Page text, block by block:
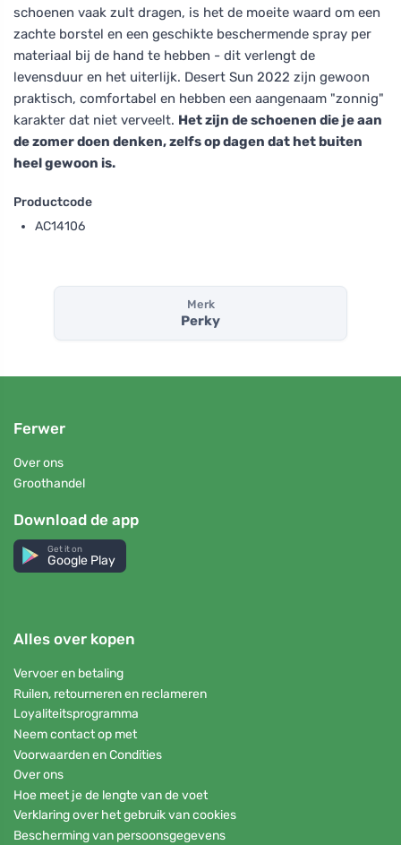
schoenen vaak zult dragen, is het de moeite waard om een
zachte borstel en een geschikte beschermende spray per
materiaal bij de hand te hebben - dit verlengt de
levensduur en het uiterlijk. Desert Sun 2022 zijn gewoon
praktisch, comfortabel en hebben een aangenaam "zonnig"
karakter dat niet verveelt. Het zijn de schoenen die je aan
de zomer doen denken, zelfs op dagen dat het buiten
heel gewoon is.
Productcode
AC14106
Merk
Perky
Ferwer
Over ons
Groothandel
Download de app
Get it on
Google Play
Alles over kopen
Vervoer en betaling
Ruilen, retourneren en reclameren
Loyaliteitsprogramma
Neem contact op met
Voorwaarden en Condities
Over ons
Hoe meet je de lengte van de voet
Verklaring over het gebruik van cookies
Bescherming van persoonsgegevens